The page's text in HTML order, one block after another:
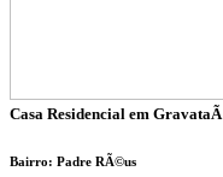
Casa Residencial em GravataÃ­
Bairro: Padre RÃ©us